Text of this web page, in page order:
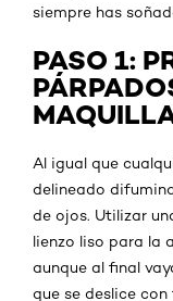
siempre has
PASO 1:
Al igual que
delineado
de ojos. Utilizar
lienzo liso para la
aunque al final
que se deslice